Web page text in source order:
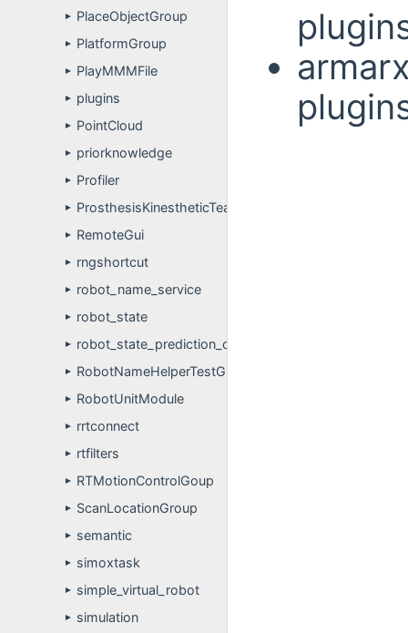
► PlaceObjectGroup
► PlatformGroup
► PlayMMMFile
► plugins
► PointCloud
► priorknowledge
► Profiler
► ProsthesisKinestheticTeachIn
► RemoteGui
► rngshortcut
► robot_name_service
► robot_state
► robot_state_prediction_client_example
► RobotNameHelperTestGroup
► RobotUnitModule
► rrtconnect
► rtfilters
► RTMotionControlGoup
► ScanLocationGroup
► semantic
► simoxtask
► simple_virtual_robot
► simulation